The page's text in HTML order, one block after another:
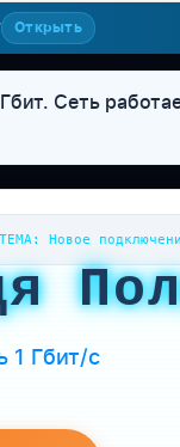
Открыть
Сеть
Новое
1 Гбит/с